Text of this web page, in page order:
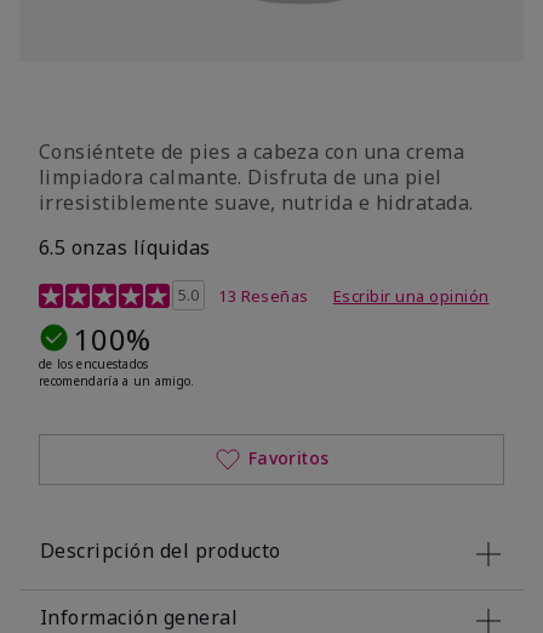
Consiéntete de pies a cabeza con una crema
limpiadora calmante. Disfruta de una piel
irresistiblemente suave, nutrida e hidratada.
6.5 onzas líquidas
Calificación de clientes de 4,2 de 5
5.0 13 Reseñas Escribir una opinión
100%
de los encuestados
recomendaría a un amigo.
Favoritos
Descripción del producto
Información general